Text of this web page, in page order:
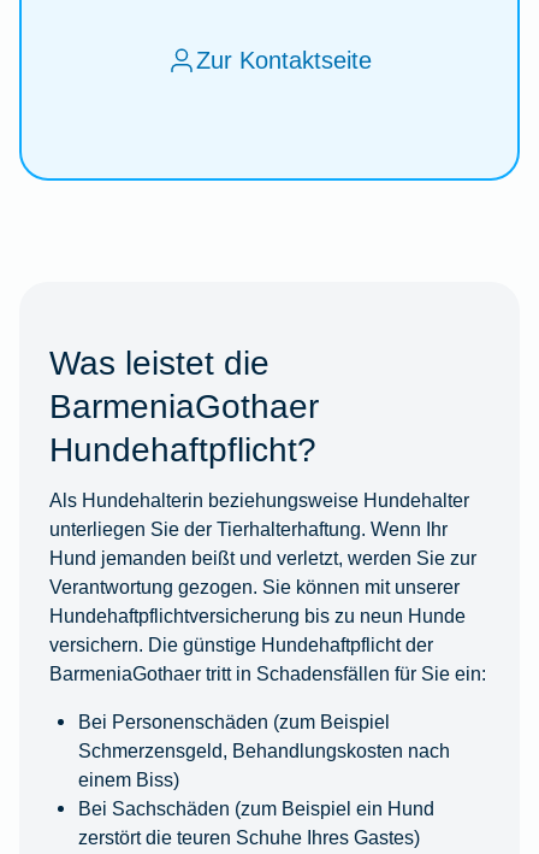
Zur Kontaktseite
Was leistet die
BarmeniaGothaer
Hundehaftpflicht?
Als Hundehalterin beziehungsweise Hundehalter
unterliegen Sie der Tierhalterhaftung. Wenn Ihr
Hund jemanden beißt und verletzt, werden Sie zur
Verantwortung gezogen. Sie können mit unserer
Hundehaftpflichtversicherung bis zu neun Hunde
versichern. Die günstige Hundehaftpflicht der
BarmeniaGothaer tritt in Schadensfällen für Sie ein:
Bei Personenschäden (zum Beispiel
Schmerzensgeld, Behandlungskosten nach
einem Biss)
Bei Sachschäden (zum Beispiel ein Hund
zerstört die teuren Schuhe Ihres Gastes)